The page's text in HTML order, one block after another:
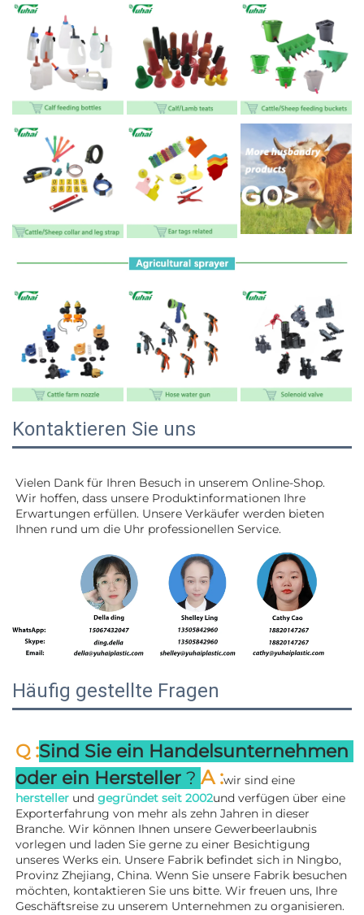
Kontaktieren Sie uns
Vielen Dank für Ihren Besuch in unserem Online-Shop.
Wir hoffen, dass unsere Produktinformationen Ihre
Erwartungen erfüllen. Unsere Verkäufer werden bieten
Ihnen rund um die Uhr professionellen Service.
Häufig gestellte Fragen
Q :Sind Sie ein Handelsunternehmen
oder ein Hersteller ? A :
hersteller und gegründet seit 2002und verfügen über eine
Exporterfahrung von mehr als zehn Jahren in dieser
Branche. Wir können Ihnen unsere Gewerbeerlaubnis
vorlegen und laden Sie gerne zu einer Besichtigung
unseres Werks ein. Unsere Fabrik befindet sich in Ningbo,
Provinz Zhejiang, China. Wenn Sie unsere Fabrik besuchen
möchten, kontaktieren Sie uns bitte. Wir freuen uns, Ihre
Geschäftsreise zu unserem Unternehmen zu organisieren.